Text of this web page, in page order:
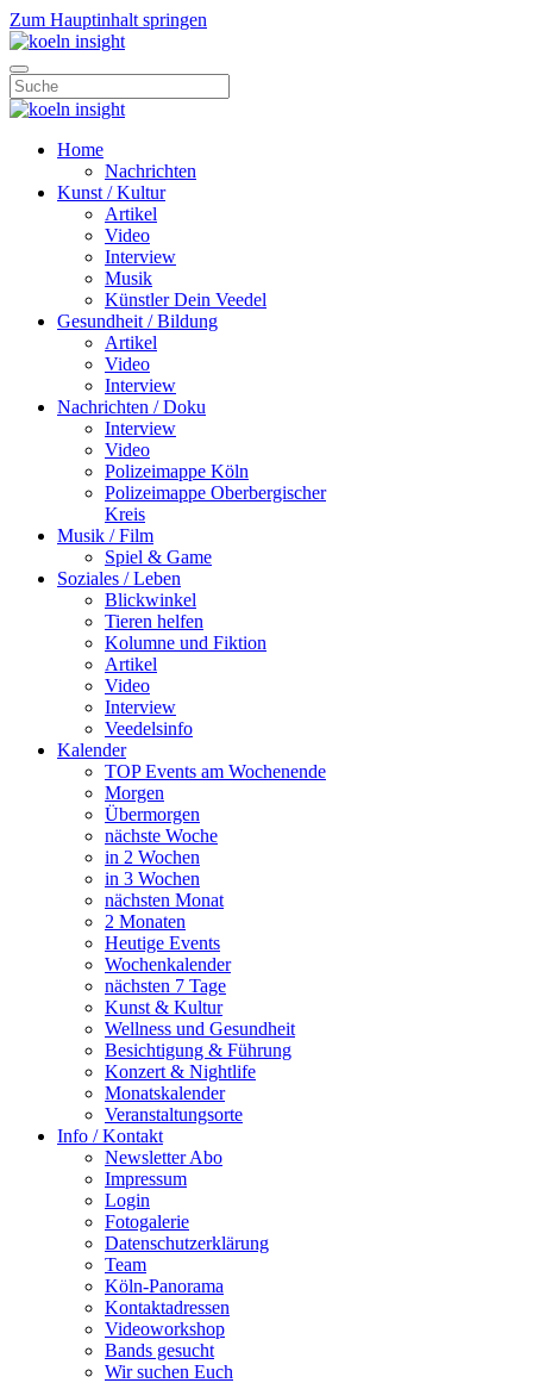
Zum Hauptinhalt springen
Home
Nachrichten
Kunst / Kultur
Artikel
Video
Interview
Musik
Künstler Dein Veedel
Gesundheit / Bildung
Artikel
Video
Interview
Nachrichten / Doku
Interview
Video
Polizeimappe Köln
Polizeimappe Oberbergischer
Kreis
Musik / Film
Spiel & Game
Soziales / Leben
Blickwinkel
Tieren helfen
Kolumne und Fiktion
Artikel
Video
Interview
Veedelsinfo
Kalender
TOP Events am Wochenende
Morgen
Übermorgen
nächste Woche
in 2 Wochen
in 3 Wochen
nächsten Monat
2 Monaten
Heutige Events
Wochenkalender
nächsten 7 Tage
Kunst & Kultur
Wellness und Gesundheit
Besichtigung & Führung
Konzert & Nightlife
Monatskalender
Veranstaltungsorte
Info / Kontakt
Newsletter Abo
Impressum
Login
Fotogalerie
Datenschutzerklärung
Team
Köln-Panorama
Kontaktadressen
Videoworkshop
Bands gesucht
Wir suchen Euch